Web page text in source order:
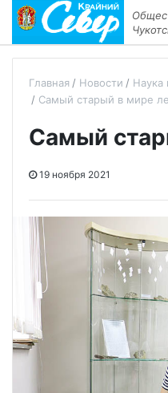
Главная Новости Наука
Самый старый в мире
Самый
19 ноября 2021